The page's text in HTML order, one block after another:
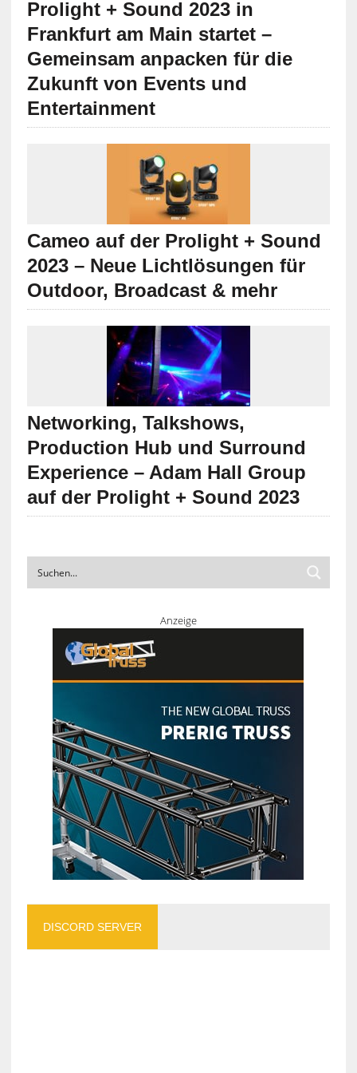
Prolight + Sound 2023 in
Frankfurt am Main startet –
Gemeinsam anpacken für die
Zukunft von Events und
Entertainment
Cameo auf der Prolight + Sound
2023 – Neue Lichtlösungen für
Outdoor, Broadcast & mehr
Networking, Talkshows,
Production Hub und Surround
Experience – Adam Hall Group
auf der Prolight + Sound 2023
Anzeige
DISCORD SERVER